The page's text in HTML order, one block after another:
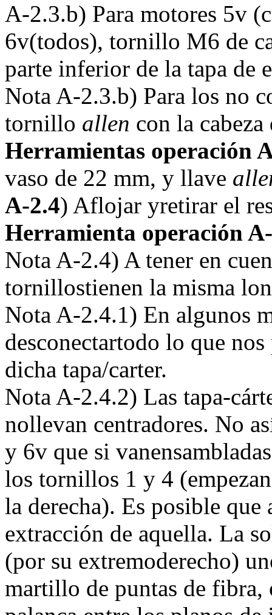
A-2.3.b) Para motores 5v
6v(todos), tornillo M6 de
parte inferior de la tapa de
Nota A-2.3.b) Para los no
tornillo allen con la
Herramientas operación
vaso de 22 mm, y llave
A-2.4) Aflojar yretirar el
Herramienta operación
Nota A-2.4) A tener en
tornillostienen la misma
Nota A-2.4.1) En algunos
desconectartodo lo que
dicha tapa/carter.
Nota A-2.4.2) Las tapa-
nollevan centradores. No
y 6v que si
los tornillos 1 y 4
la derecha). Es posible
extracción de aquella. La
(por su extremoderecho)
martillo de puntas de